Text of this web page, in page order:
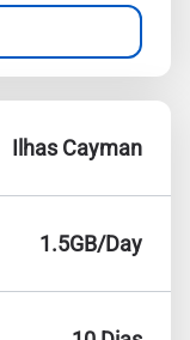
Ilhas Cayman
1.5GB/Day